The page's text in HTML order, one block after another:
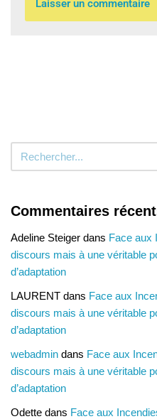
Commentaires
Adeline Steiger dans Face aux
discours mais à une véritable
d’adaptation
LAURENT dans Face aux
discours mais à une véritable
d’adaptation
webadmin dans Face aux
discours mais à une véritable
d’adaptation
Odette dans Face aux